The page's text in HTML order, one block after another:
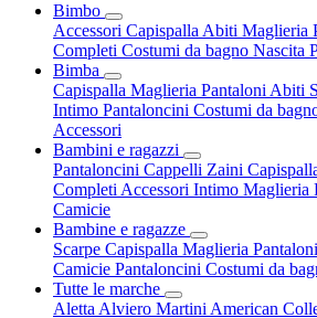
Bimbo
Accessori Capispalla Abiti Maglieria
Completi Costumi da bagno Nascita
Bimba
Capispalla Maglieria Pantaloni Abiti
Intimo Pantaloncini Costumi da
Accessori
Bambini e ragazzi
Pantaloncini Cappelli Zaini
Completi Accessori Intimo Maglieria
Camicie
Bambine e ragazze
Scarpe Capispalla Maglieria Pantaloni
Camicie Pantaloncini Costumi da
Tutte le marche
Aletta Alviero Martini American